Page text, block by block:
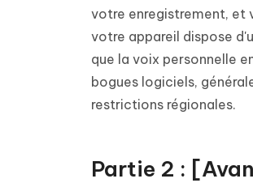
votre enregistrement, et
votre appareil dispose
que la voix personnelle
bogues logiciels,
restrictions régionales.
Partie 2 :